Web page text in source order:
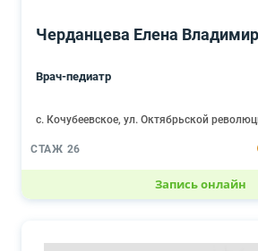
Черданцева Елена
Врач-педиатр
с. Кочубеевское, ул. Октябрьской
СТАЖ 26
Запись онлайн